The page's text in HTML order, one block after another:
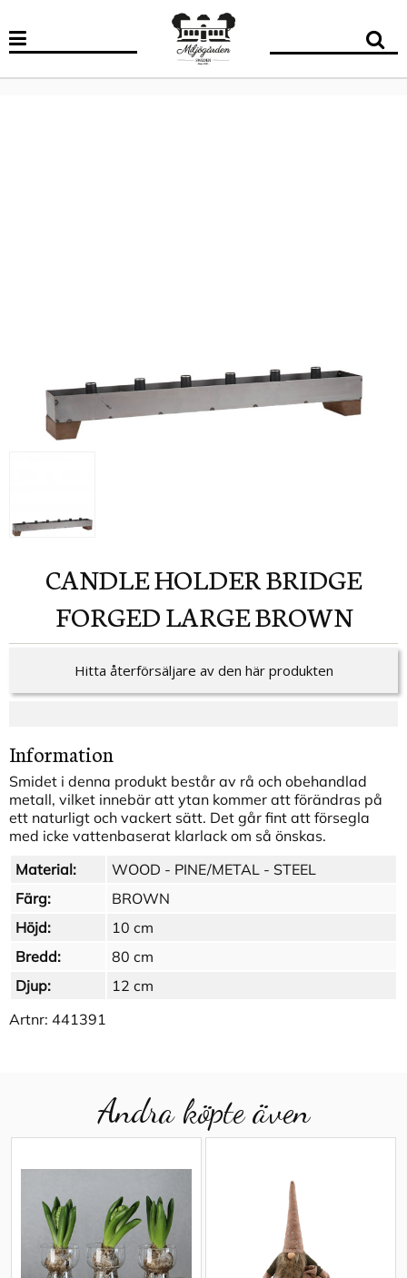
CANDLE HOLDER BRIDGE
FORGED LARGE BROWN
Hitta återförsäljare av den här produkten
Information
Smidet i denna produkt består av rå och obehandlad
metall, vilket innebär att ytan kommer att förändras på
ett naturligt och vackert sätt. Det går fint att försegla
med icke vattenbaserat klarlack om så önskas.
Material:
WOOD - PINE/METAL - STEEL
Färg:
BROWN
Höjd:
10 cm
Bredd:
80 cm
Djup:
12 cm
Artnr: 441391
Andra köpte även